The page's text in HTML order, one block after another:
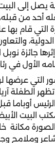
يصل إلى
أحد من
التي قام
الدولية،
الأول في
التي
الطفلة
أوباما
الصورة
وملامح